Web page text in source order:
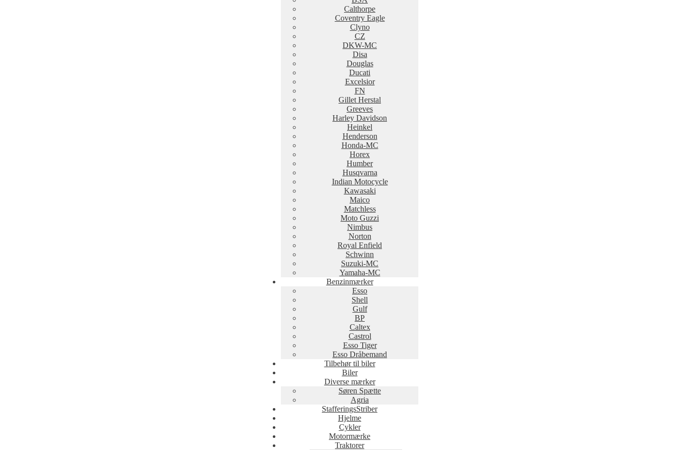
Calthorpe
Coventry Eagle
Clyno
CZ
DKW-MC
Disa
Douglas
Ducati
Excelsior
FN
Gillet Herstal
Greeves
Harley Davidson
Heinkel
Henderson
Honda-MC
Horex
Humber
Husqvarna
Indian Motocycle
Kawasaki
Maico
Matchless
Moto Guzzi
Nimbus
Norton
Royal Enfield
Schwinn
Suzuki-MC
Yamaha-MC
Benzinmærker
Esso
Shell
Gulf
BP
Caltex
Castrol
Esso Tiger
Esso Dråbemand
Tilbehør til biler
Biler
Diverse mærker
Søren Spætte
Agria
StafferingsStriber
Hjelme
Cykler
Motormærke
Traktorer